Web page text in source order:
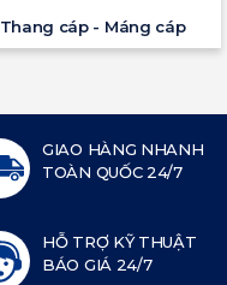
Thang cáp - Máng cáp
GIAO HÀNG NHANH
TOÀN QUỐC 24/7
HỖ TRỢ KỸ THUẬT
BÁO GIÁ 24/7